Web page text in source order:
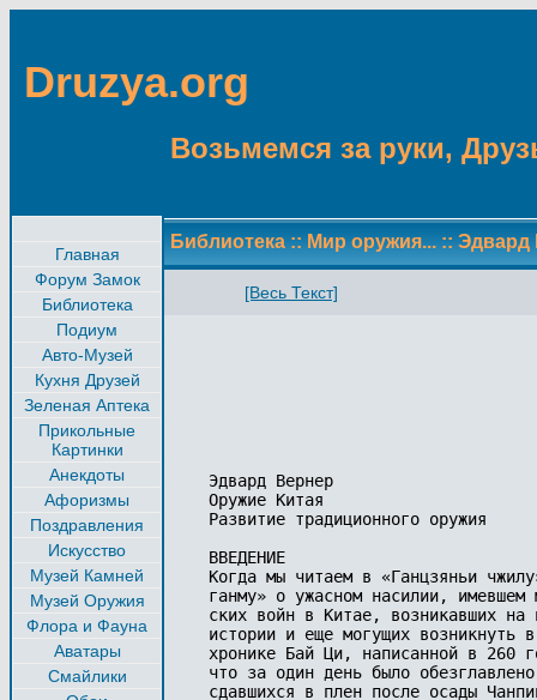
Druzya.org
Возьмемся за руки,
Главная
Форум Замок
Библиотека
Подиум
Авто-Музей
Кухня Друзей
Зеленая Аптека
Прикольные
Картинки
Анекдоты
Афоризмы
Поздравления
Искусство
Музей Камней
Музей Оружия
Флора и Фауна
Аватары
Смайлики
Библиотека :: Мир оружия... :: Эдвард
[Весь Текст]
Эдвард Вернер
Оружие Китая
Развитие традиционного оружия
ВВЕДЕНИЕ
Когда мы читаем в «Ганцзяньи
ганму» о ужасном насилии,
ских войн в Китае, возникавших на
истории и еще могущих
хронике Бай Ци, написанной в
что за один день было
сдавшихся в плен после осады